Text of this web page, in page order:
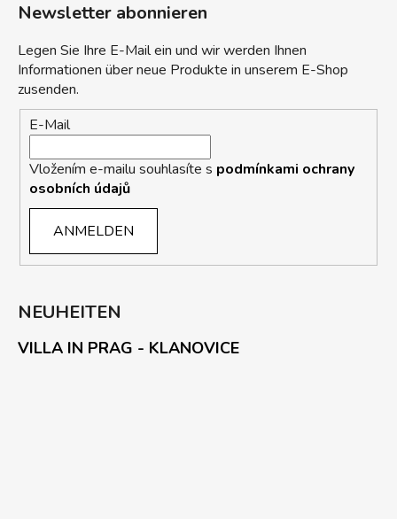
Newsletter abonnieren
Legen Sie Ihre E-Mail ein und wir werden Ihnen
Informationen über neue Produkte in unserem E-Shop
zusenden.
E-Mail
Vložením e-mailu souhlasíte s podmínkami ochrany
osobních údajů
ANMELDEN
NEUHEITEN
VILLA IN PRAG - KLANOVICE